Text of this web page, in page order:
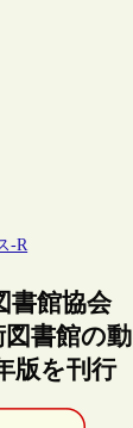
-R
書館協会
図書館の動
版を刊行